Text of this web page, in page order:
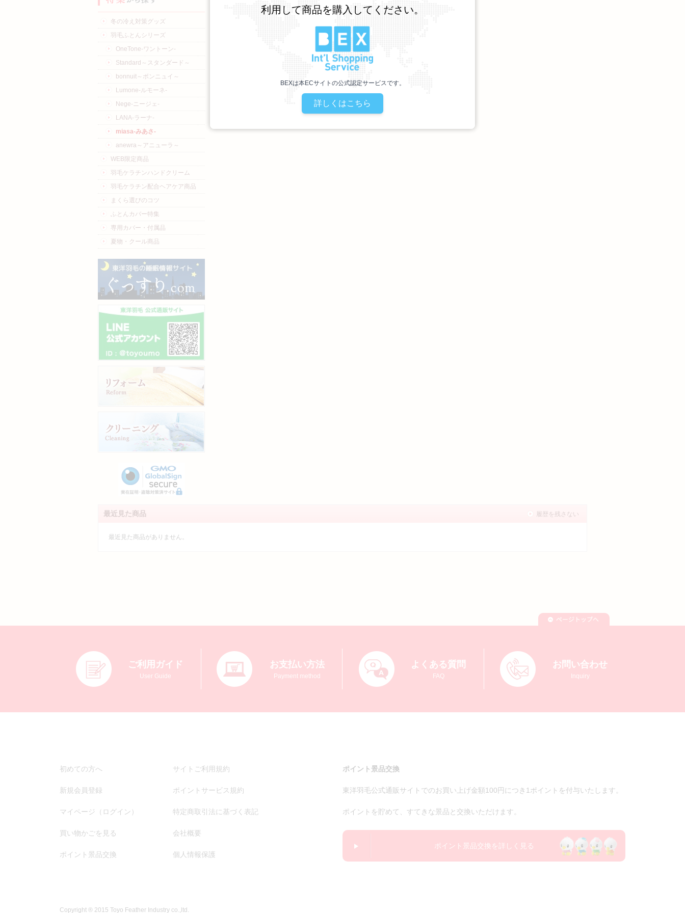
冬の冷え対策グッズ
羽毛ふとんシリーズ
OneTone-ワントーン-
Standard～スタンダード～
bonnuit～ボンニュイ～
Lumone-ルモーネ-
Nege-ニージェ-
LANA-ラーナ-
miasa-みあさ-
anewra～アニューラ～
WEB限定商品
羽毛ケラチンハンドクリーム
羽毛ケラチン配合ヘアケア商品
まくら選びのコツ
ふとんカバー特集
専用カバー・付属品
夏物・クール商品
最近見た商品
最近見た商品がありません。
履歴を残さない
ご利用ガイド
User Guide
お支払い方法
Payment method
よくある質問
FAQ
お問い合わせ
Inquiry
初めての方へ
新規会員登録
マイページ（ログイン）
買い物かごを見る
ポイント景品交換
サイトご利用規約
ポイントサービス規約
特定商取引法に基づく表記
会社概要
個人情報保護
ポイント景品交換
東洋羽毛公式通販サイトでのお買い上げ金額100円につき1ポイントを付与いたします。
ポイントを貯めて、すてきな景品と交換いただけます。
ポイント景品交換を詳しく見る
Copyright ® 2015 Toyo Feather Industry co.,ltd.
利用して商品を購入してください。
BEXは本ECサイトの公式認定サービスです。
詳しくはこちら